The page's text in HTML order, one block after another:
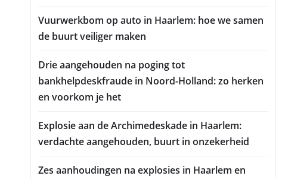
Vuurwerkbom op auto in Haarlem: hoe we samen
de buurt veiliger maken
Drie aangehouden na poging tot
bankhelpdeskfraude in Noord-Holland: zo herken
en voorkom je het
Explosie aan de Archimedeskade in Haarlem:
verdachte aangehouden, buurt in onzekerheid
Zes aanhoudingen na explosies in Haarlem en